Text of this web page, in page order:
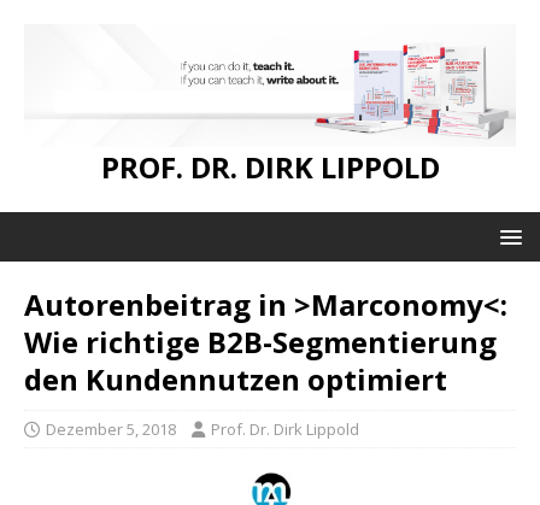
PROF. DR. DIRK LIPPOLD
Autorenbeitrag in >Marconomy<:
Wie richtige B2B-Segmentierung
den Kundennutzen optimiert
Dezember 5, 2018 Prof. Dr. Dirk Lippold